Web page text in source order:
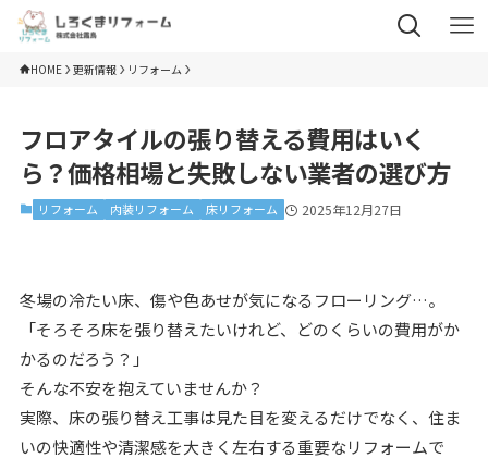
HOME 更新情報 リフォーム
フロアタイルの張り替える費用はいく
ら？価格相場と失敗しない業者の選び方
リフォーム 内装リフォーム 床リフォーム 2025年12月27日
冬場の冷たい床、傷や色あせが気になるフローリング…。
「そろそろ床を張り替えたいけれど、どのくらいの費用がか
かるのだろう？」
そんな不安を抱えていませんか？
実際、床の張り替え工事は見た目を変えるだけでなく、住ま
いの快適性や清潔感を大きく左右する重要なリフォームで